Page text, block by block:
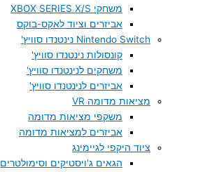
משחקי XBOX SERIES X/S
אביזרים וציוד לאקס-בוקס
Nintendo Switch נינטנדו סוויץ'
קונסולות נינטנדו סוויץ'
משחקים לנינטנדו סוויץ'
אביזרים לנינטנדו סוויץ'
מציאות מדומה VR
משקפי מציאות מדומה
אביזרים למציאות מדומה
ציוד היקפי לגיימינג
הגאים ג'ויסטיקים וסימולטרים